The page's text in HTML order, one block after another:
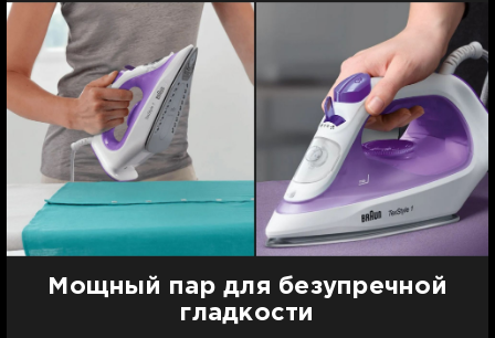
Мощный пар для безупречной
гладкости